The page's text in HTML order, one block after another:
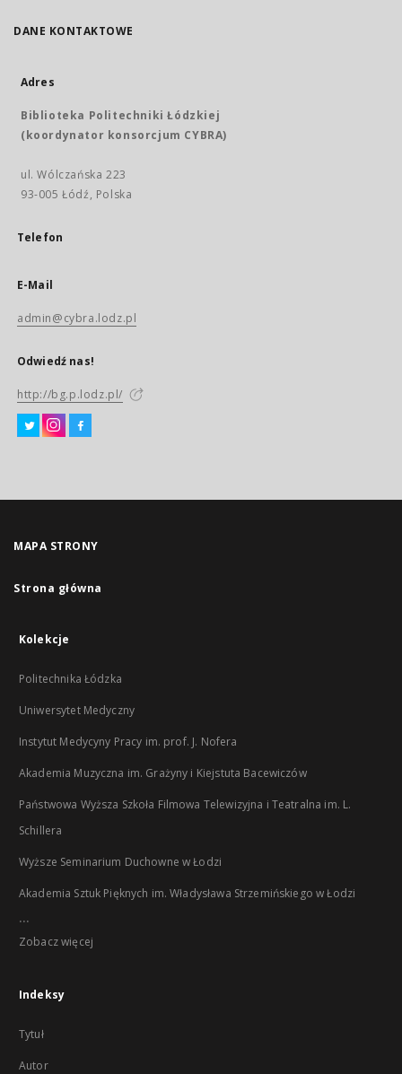
DANE KONTAKTOWE
Adres
Biblioteka Politechniki Łódzkiej
(koordynator konsorcjum CYBRA)
ul. Wólczańska 223
93-005 Łódź, Polska
Telefon
E-Mail
admin@cybra.lodz.pl
Odwiedź nas!
http://bg.p.lodz.pl/
MAPA STRONY
Strona główna
Kolekcje
Politechnika Łódzka
Uniwersytet Medyczny
Instytut Medycyny Pracy im. prof. J. Nofera
Akademia Muzyczna im. Grażyny i Kiejstuta Bacewiczów
Państwowa Wyższa Szkoła Filmowa Telewizyjna i Teatralna im. L.
Schillera
Wyższe Seminarium Duchowne w Łodzi
Akademia Sztuk Pięknych im. Władysława Strzemińskiego w Łodzi
...
Zobacz więcej
Indeksy
Tytuł
Autor